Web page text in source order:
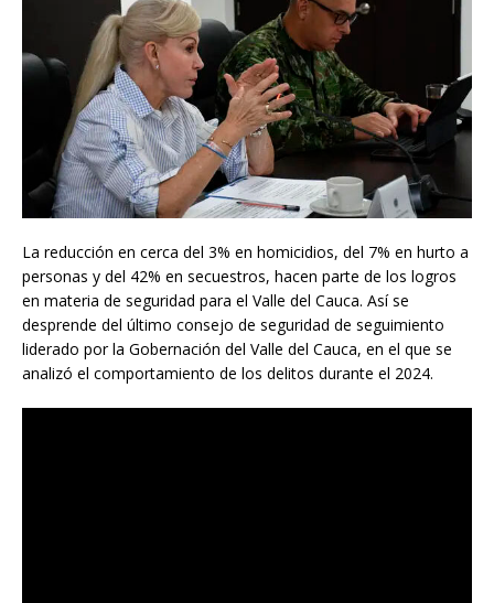
La reducción en cerca del 3% en homicidios, del 7% en hurto a
personas y del 42% en secuestros, hacen parte de los logros
en materia de seguridad para el Valle del Cauca. Así se
desprende del último consejo de seguridad de seguimiento
liderado por la Gobernación del Valle del Cauca, en el que se
analizó el comportamiento de los delitos durante el 2024.